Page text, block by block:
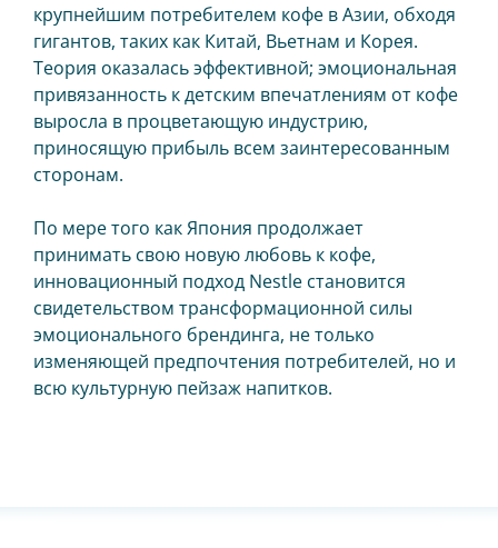
крупнейшим потребителем кофе в Азии, обходя
гигантов, таких как Китай, Вьетнам и Корея.
Теория оказалась эффективной; эмоциональная
привязанность к детским впечатлениям от кофе
выросла в процветающую индустрию,
приносящую прибыль всем заинтересованным
сторонам.
По мере того как Япония продолжает
принимать свою новую любовь к кофе,
инновационный подход Nestle становится
свидетельством трансформационной силы
эмоционального брендинга, не только
изменяющей предпочтения потребителей, но и
всю культурную пейзаж напитков.